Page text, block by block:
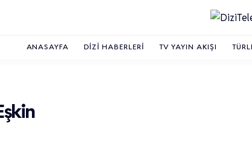
ANASAYFA DIZI HABERLERI TV YAYIN AKIŞI